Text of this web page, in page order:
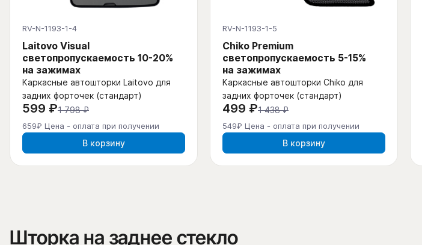
RV-N-1193-1-4
Laitovo Visual
светопропускаемость 10-20%
на зажимах
Каркасные автошторки Laitovo для
задних форточек (стандарт)
599 ₽1 798 ₽
659₽ Цена - оплата при получении
В корзину
RV-N-1193-1-5
Chiko Premium
светопропускаемость 5-15%
на зажимах
Каркасные автошторки Chiko для
задних форточек (стандарт)
499 ₽1 438 ₽
549₽ Цена - оплата при получении
В корзину
Шторка на заднее стекло